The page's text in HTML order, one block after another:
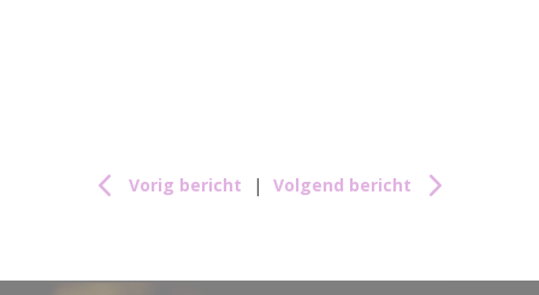
Vorig bericht | Volgend bericht